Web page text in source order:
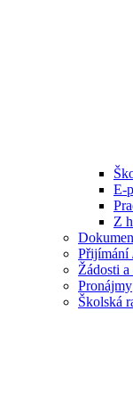
E-
Z
Přijímání
Žádosti
Pronájmy
Školská